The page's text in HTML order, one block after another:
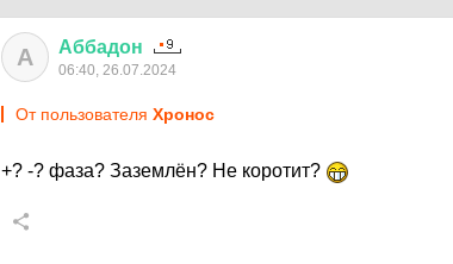
А Аббадон
06:40, 26.07.2024
От пользователя Хронос
+? -? фаза? Заземлён? Не коротит?